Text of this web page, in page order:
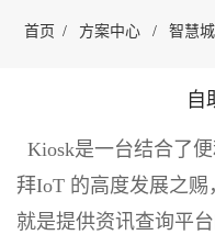
首页 / 方案中心 / 智慧
自
Kiosk是一台结合了
拜IoT 的高度发展之
就是提供资讯查询平